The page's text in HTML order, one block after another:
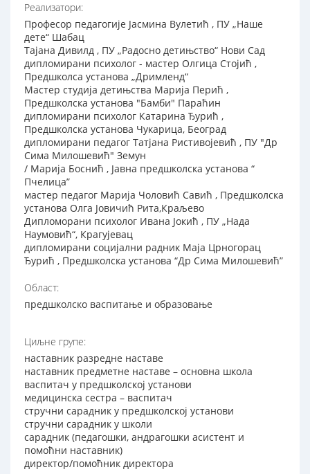
Реализатори:
Професор педагогије Јасмина Вулетић , ПУ „Наше
дете“ Шабац
Тајана Дивилд , ПУ „Радосно детињство“ Нови Сад
дипломирани психолог - мастер Олгица Стојић ,
Предшколса установа „Дримленд“
Мастер студија детињства Марија Перић ,
Предшколска установа "Бамби" Параћин
дипломирани психолог Катарина Ђурић ,
Предшколска установа Чукарица, Београд
дипломирани педагог Татјана Ристивојевић , ПУ "Др
Сима Милошевић" Земун
/ Марија Боснић , Јавна предшколска установа “
Пчелица”
мастер педагог Марија Чоловић Савић , Предшколска
установа Олга Јовичић Рита,Краљево
Дипломорани психолог Ивана Јокић , ПУ „Нада
Наумовић“, Крагујевац
дипломирани социјални радник Маја Црногорац
Ђурић , Предшколска установа “Др Сима Милошевић”
Област:
предшколско васпитање и образовање
Циљне групе:
наставник разредне наставе
наставник предметне наставе – основна школа
васпитач у предшколској установи
медицинска сестра – васпитач
стручни сарадник у предшколској установи
стручни сарадник у школи
сарадник (педагошки, андрагошки асистент и
помоћни наставник)
директор/помоћник директора